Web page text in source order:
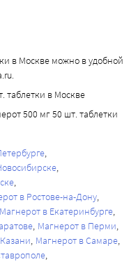
в Москве можно в удобной
таблетки в Москве
500 мг 50 шт. таблетки
в Ростове-на-Дону
Магнерот в Екатеринбурге
Магнерот в Перми
Магнерот в Самаре